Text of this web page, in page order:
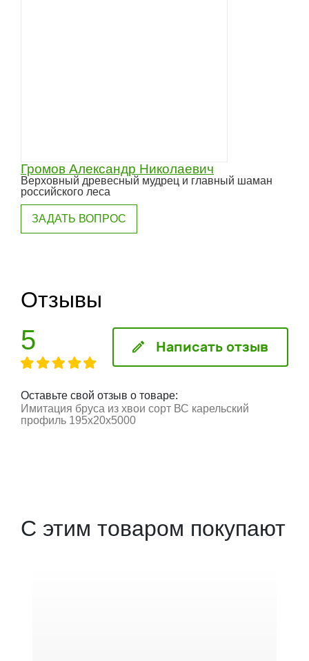
Громов Александр Николаевич
Верховный древесный мудрец и главный шаман
российского леса
ЗАДАТЬ ВОПРОС
Отзывы
5 Написать отзыв
Оставьте свой отзыв о товаре:
Имитация бруса из хвои сорт ВС карельский
профиль 195x20x5000